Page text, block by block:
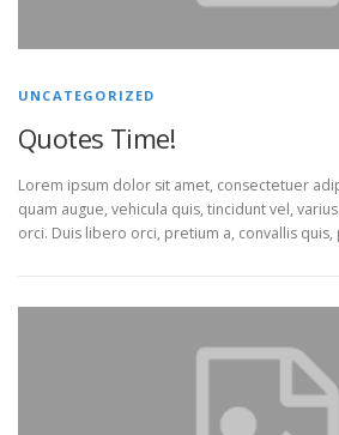
UNCATEGORIZED
Quotes Time!
Lorem ipsum dolor sit amet, consectetuer
quam augue, vehicula quis, tincidunt vel,
orci. Duis libero orci, pretium a, convallis